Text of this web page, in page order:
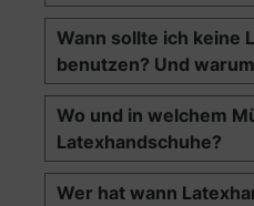
Wann sollte ich keine
benutzen? Und
Wo und in welchem
Latexhandschuhe?
Wer hat wann